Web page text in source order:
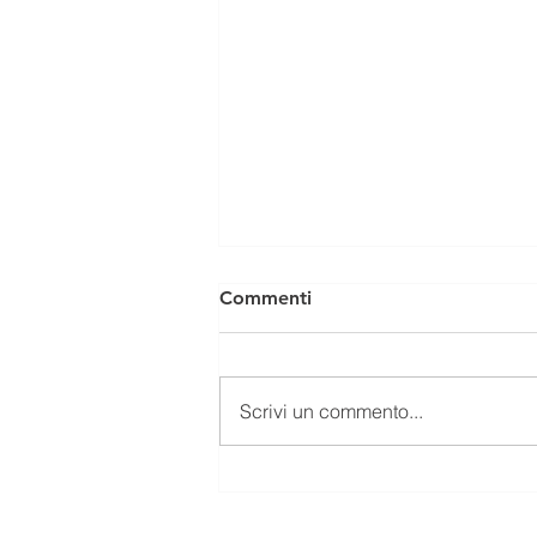
Commenti
Scrivi un commento...